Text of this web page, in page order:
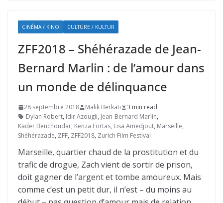
CINÉMA / KINO CULTURE / KULTUR
ZFF2018 – Shéhérazade de Jean-
Bernard Marlin : de l’amour dans
un monde de délinquance
28 septembre 2018 Malik Berkati
3 min read
Dylan Robert, Idir Azougli, Jean-Bernard Marlin,
Kader Benchoudar, Kenza Fortas, Lisa Amedjout, Marseille,
Shéhérazade, ZFF, ZFF2018, Zurich Film Festival
Marseille, quartier chaud de la prostitution et du
trafic de drogue, Zach vient de sortir de prison,
doit gagner de l’argent et tombe amoureux. Mais
comme c’est un petit dur, il n’est – du moins au